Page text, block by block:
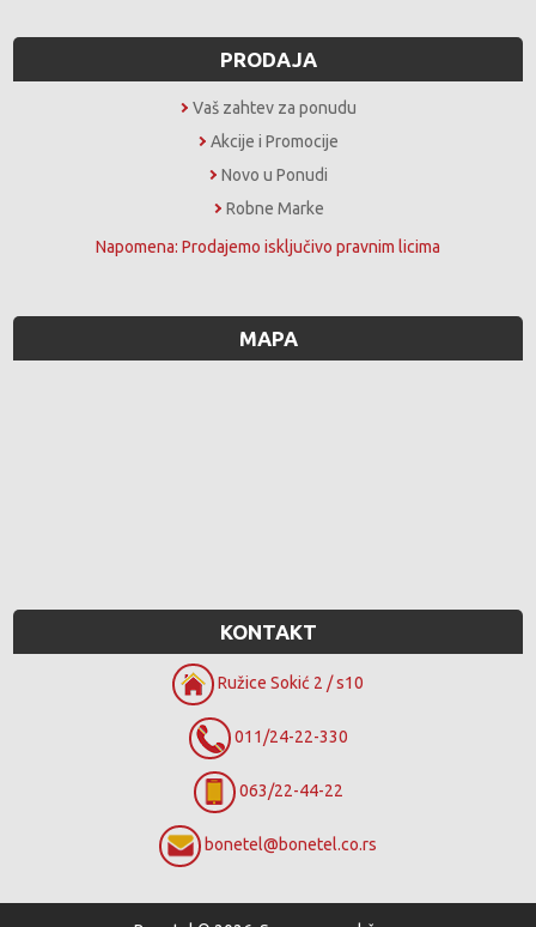
PRODAJA
Vaš zahtev za ponudu
Akcije i Promocije
Novo u Ponudi
Robne Marke
Napomena: Prodajemo isključivo pravnim licima
MAPA
KONTAKT
Ružice Sokić 2 / s10
011/24-22-330
063/22-44-22
bonetel@bonetel.co.rs